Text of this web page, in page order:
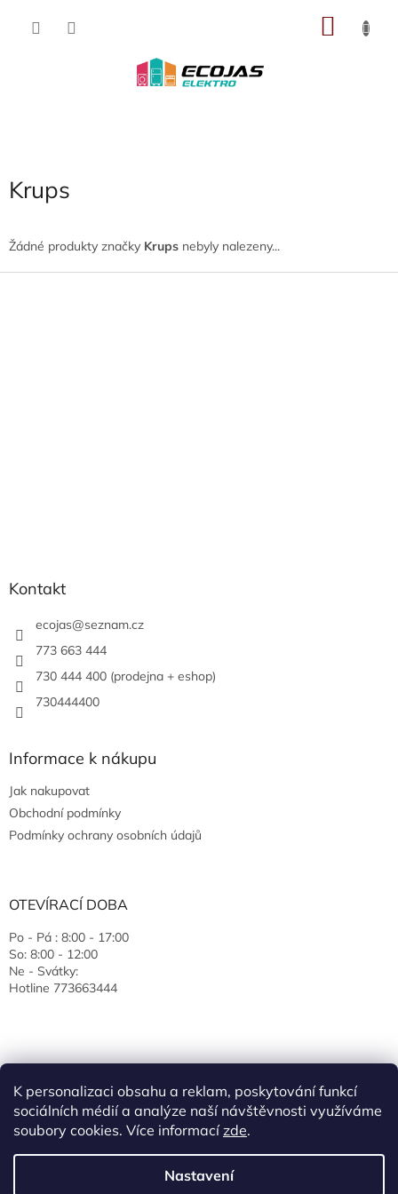
K personalizaci obsahu a reklam, poskytování funkcí
sociálních médií a analýze naší návštěvnosti využíváme
soubory cookies. Více informacízde.
Nastavení
Krups
Žádné produkty značky Krups nebyly nalezeny...
Kontakt
ecojas@seznam.cz
773 663 444
730 444 400 (prodejna + eshop)
730444400
Informace k nákupu
Jak nakupovat
Obchodní podmínky
Podmínky ochrany osobních údajů
OTEVÍRACÍ DOBA
Po - Pá : 8:00 - 17:00
So: 8:00 - 12:00
Ne - Svátky:
Hotline 773663444